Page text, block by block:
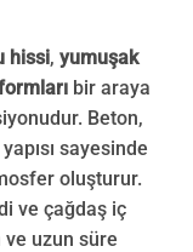
hissi, yumuşak
bir araya
Beton,
sayesinde
oluşturur.
ve çağdaş iç
uzun süre